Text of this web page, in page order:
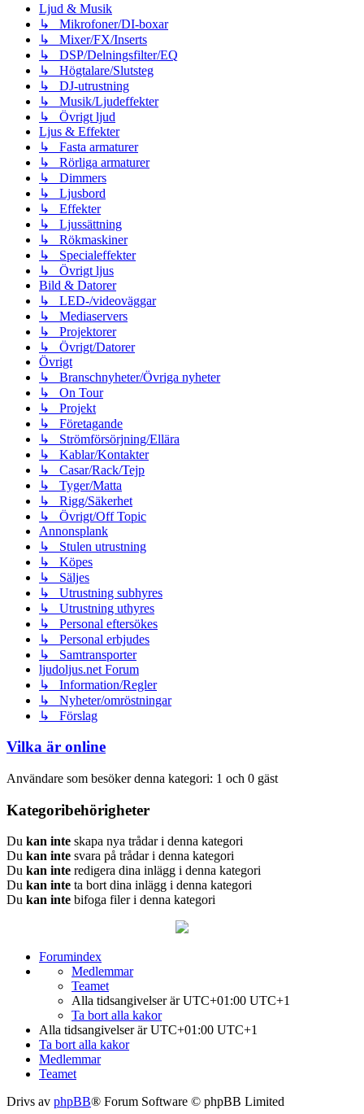
Ljud & Musik
↳ Mikrofoner/DI-boxar
↳ Mixer/FX/Inserts
↳ DSP/Delningsfilter/EQ
↳ Högtalare/Slutsteg
↳ DJ-utrustning
↳ Musik/Ljudeffekter
↳ Övrigt ljud
Ljus & Effekter
↳ Fasta armaturer
↳ Rörliga armaturer
↳ Dimmers
↳ Ljusbord
↳ Effekter
↳ Ljussättning
↳ Rökmaskiner
↳ Specialeffekter
↳ Övrigt ljus
Bild & Datorer
↳ LED-/videoväggar
↳ Mediaservers
↳ Projektorer
↳ Övrigt/Datorer
Övrigt
↳ Branschnyheter/Övriga nyheter
↳ On Tour
↳ Projekt
↳ Företagande
↳ Strömförsörjning/Ellära
↳ Kablar/Kontakter
↳ Casar/Rack/Tejp
↳ Tyger/Matta
↳ Rigg/Säkerhet
↳ Övrigt/Off Topic
Annonsplank
↳ Stulen utrustning
↳ Köpes
↳ Säljes
↳ Utrustning subhyres
↳ Utrustning uthyres
↳ Personal eftersökes
↳ Personal erbjudes
↳ Samtransporter
ljudoljus.net Forum
↳ Information/Regler
↳ Nyheter/omröstningar
↳ Förslag
Vilka är online
Användare som besöker denna kategori: 1 och 0 gäst
Kategoribehörigheter
Du kan inte skapa nya trådar i denna kategori
Du kan inte svara på trådar i denna kategori
Du kan inte redigera dina inlägg i denna kategori
Du kan inte ta bort dina inlägg i denna kategori
Du kan inte bifoga filer i denna kategori
Forumindex
Medlemmar
Teamet
Alla tidsangivelser är UTC+01:00 UTC+1
Ta bort alla kakor
Alla tidsangivelser är UTC+01:00 UTC+1
Ta bort alla kakor
Medlemmar
Teamet
Drivs av phpBB® Forum Software © phpBB Limited